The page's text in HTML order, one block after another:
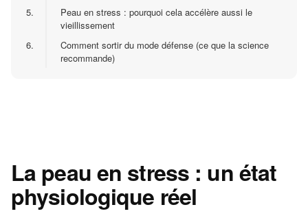
5.
Peau en stress : pourquoi cela accélère aussi le
vieillissement
6.
Comment sortir du mode défense (ce que la science
recommande)
La peau en stress : un état
physiologique réel